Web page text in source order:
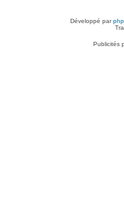
Développé par
Publicités